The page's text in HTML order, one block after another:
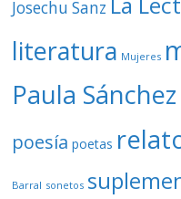
Josechu Sanz
literatura Mujeres
Paula
poesía poetas
Barral sonetos